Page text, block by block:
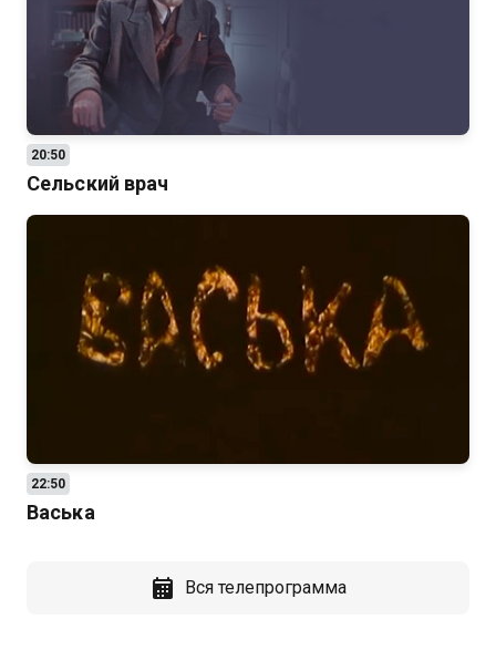
20:50
Сельский врач
22:50
Васька
Вся телепрограмма